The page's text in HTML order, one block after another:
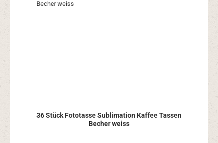
36 Stück Fototasse Sublimation Kaffee Tassen
Becher weiss